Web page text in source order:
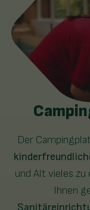
Der
und Alt vieles
Ihnen